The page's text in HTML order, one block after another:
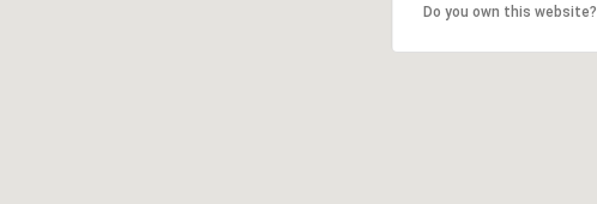
Do you own this website?